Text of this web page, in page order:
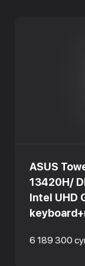
ASUS
13420H/
Intel UHD
6 189 300